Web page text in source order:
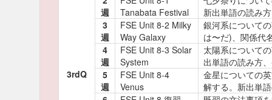
3rdQ
週
Tanabata Festival
新出単語の読み
3
週
FSE Unit 8-2 Milky
Way Galaxy
銀河系について
は〜だ)、関係代
4
週
FSE Unit 8-3 Solar
System
太陽系について
出単語の読み方
5
週
FSE Unit 8-4
Venus
金星についての
解する。新出単